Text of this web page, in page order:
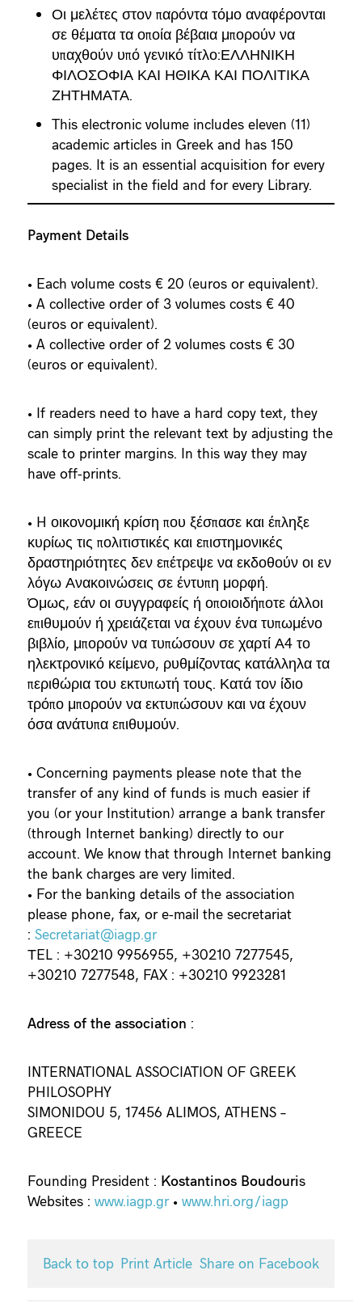
Οι μελέτες στον παρόντα τόμο αναφέρονται
σε θέματα τα οποία βέβαια μπορούν να
υπαχθούν υπό γενικό τίτλο:ΕΛΛΗΝΙΚΗ
ΦΙΛΟΣΟΦΙΑ ΚΑΙ ΗΘΙΚΑ ΚΑΙ ΠΟΛΙΤΙΚΑ
ΖΗΤΗΜΑΤΑ.
This electronic volume includes eleven (11)
academic articles in Greek and has 150
pages. It is an essential acquisition for every
specialist in the field and for every Library.
Payment Details
• Each volume costs € 20 (euros or equivalent).
• A collective order of 3 volumes costs € 40
(euros or equivalent).
• A collective order of 2 volumes costs € 30
(euros or equivalent).
• If readers need to have a hard copy text, they
can simply print the relevant text by adjusting the
scale to printer margins. In this way they may
have off-prints.
• H οικονομική κρίση που ξέσπασε και έπληξε
κυρίως τις πολιτιστικές και επιστημονικές
δραστηριότητες δεν επέτρεψε να εκδοθούν οι εν
λόγω Ανακοινώσεις σε έντυπη μορφή.
Όμως, εάν οι συγγραφείς ή οποιοιδήποτε άλλοι
επιθυμούν ή χρειάζεται να έχουν ένα τυπωμένο
βιβλίο, μπορούν να τυπώσουν σε χαρτί Α4 το
ηλεκτρονικό κείμενο, ρυθμίζοντας κατάλληλα τα
περιθώρια του εκτυπωτή τους. Κατά τον ίδιο
τρόπο μπορούν να εκτυπώσουν και να έχουν
όσα ανάτυπα επιθυμούν.
• Concerning payments please note that the
transfer of any kind of funds is much easier if
you (or your Institution) arrange a bank transfer
(through Internet banking) directly to our
account. We know that through Internet banking
the bank charges are very limited.
• For the banking details of the association
please phone, fax, or e-mail the secretariat
: Secretariat@iagp.gr
ΤEL : +30210 9956955, +30210 7277545,
+30210 7277548, FAX : +30210 9923281
Adress of the association :
INTERNATIONAL ASSOCIATION OF GREEK
PHILOSOPHY
SIMONIDOU 5, 17456 ALIMOS, ATHENS –
GREECE
Founding President : Kostantinos Boudouris
Websites : www.iagp.gr• www.hri.org/iagp
Back to top Print Article Share on Facebook